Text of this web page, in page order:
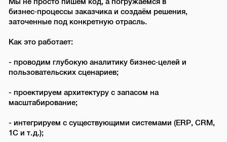
бизнес‑процессы заказчика и создаём решения,
заточенные под конкретную отрасль.
Как это работает:
- проводим глубокую аналитику бизнес‑целей и
пользовательских сценариев;
- проектируем архитектуру с запасом на
масштабирование;
- интегрируем с существующими системами (ERP, CRM,
1С и т. д.);